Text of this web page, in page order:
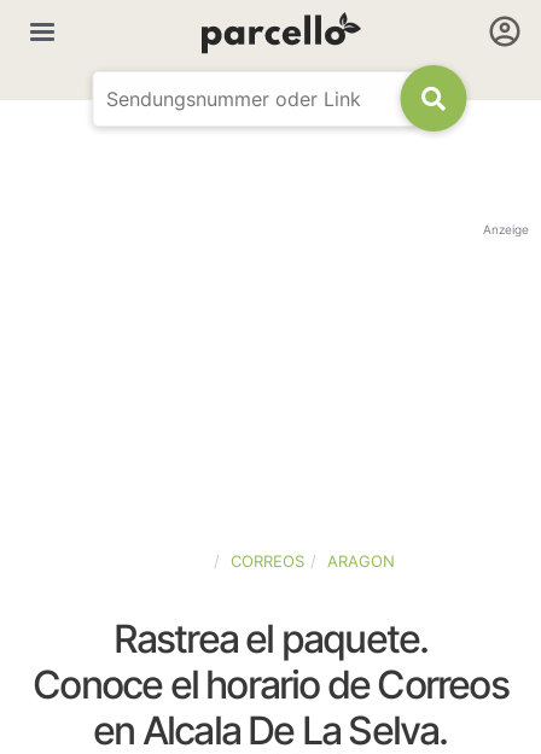
Anzeige
CORREOS ARAGON
Rastrea el paquete.
Conoce el horario de Correos
en Alcala De La Selva.